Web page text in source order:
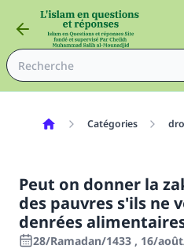
Catégories
Peut on donner la
des pauvres s'ils ne
denrées
28/Ramadan/1433 , 16/